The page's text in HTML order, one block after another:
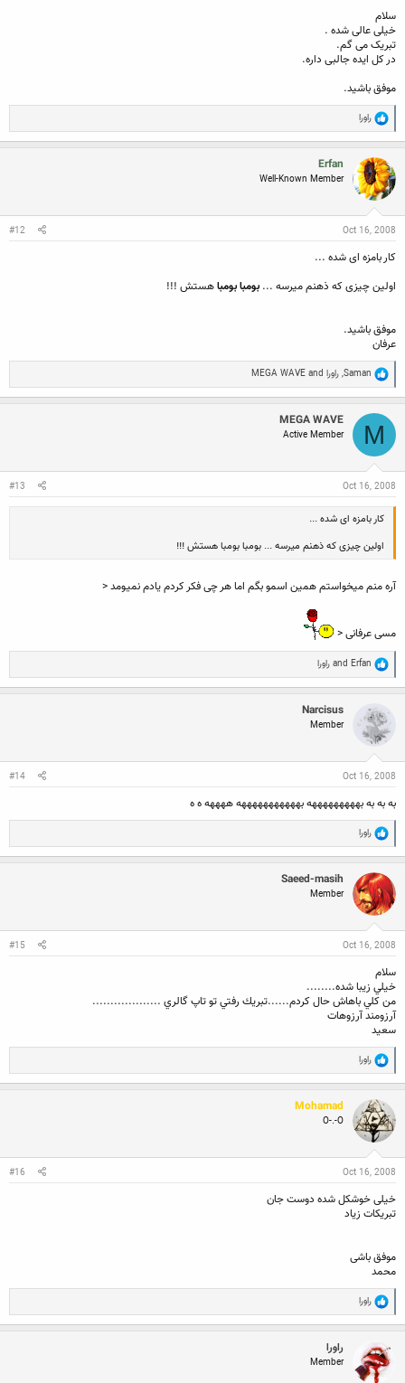
سلام
خیلی عالی شده .
تبریک می گم.
در کل ایده جالبی داره.
موفق باشید.
R
e
a
c
t
i
o
n
:
راورا
Erfan
Well-Known Member
Oct 16, 2008
#12
کار بامزه ای شده ...
اولین چیزی که ذهنم میرسه ... بومبابومباهستش !!!
موفق باشید.
عرفان
R
e
a
c
i
o
n
:
Saman
, راورا MEGA WAVE
M
MEGA WAVE
Active Member
Oct 16, 2008
#13
کار بامزه ای شده ...
اولین چیزی که ذهنم میرسه ... بومبا بومبا هستش !!!
آره منم میخواستم همین اسمو بگم اما هر چی فکر کردم یادم نمیومد <
مسی عرفانی <
R
e
a
t
i
o
:
Erfan راورا
Narcisus
Member
Oct 16, 2008
#14
به به به بهههههههههه بهههههههههههه ههههه ه ه
R
e
a
c
t
i
o
n
:
راورا
Saeed-masih
Member
Oct 16, 2008
#15
سلام
خيلي زيبا شده........
من كلي باهاش حال كردم......تبريك رفتي تو تاپ گالري ...................
آرزومند آرزوهات
سعيد
R
e
a
c
t
i
o
n
:
راورا
Mohamad
O-.-O
Oct 16, 2008
#16
خیلی خوشکل شده دوست جان
تبریکات زیاد
موفق باشی
محمد
R
e
a
t
i
o
راورا
راورا
Member